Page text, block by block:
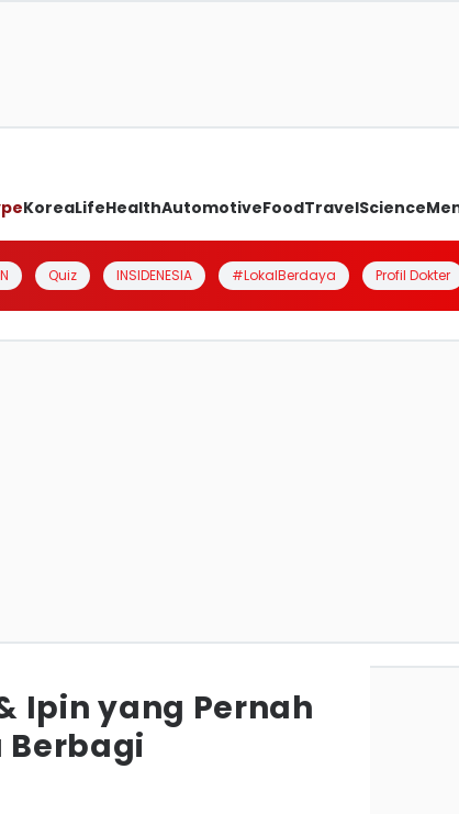
KoreaLifeHealthAutomotiveFoodTravelScience
Quiz INSIDENESIA #LokalBerdaya Profil Dokter
Ipin yang Pernah
Berbagi